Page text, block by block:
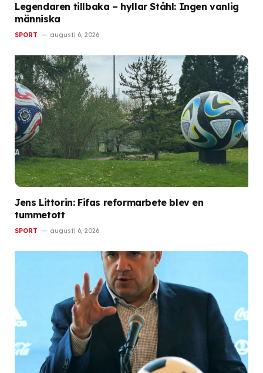
Legendaren tillbaka – hyllar Ståhl: Ingen vanlig
människa
SPORT augusti 6, 2026
Jens Littorin: Fifas reformarbete blev en
tummetott
SPORT augusti 6, 2026